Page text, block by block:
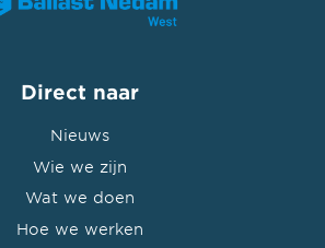
Direct naar
Nieuws
Wie we zijn
Wat we doen
Hoe we werken